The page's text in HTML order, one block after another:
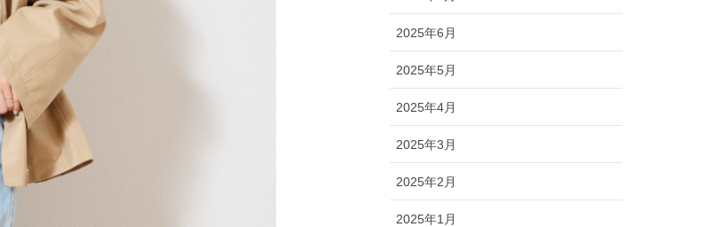
2025年6月
2025年5月
2025年4月
2025年3月
2025年2月
2025年1月